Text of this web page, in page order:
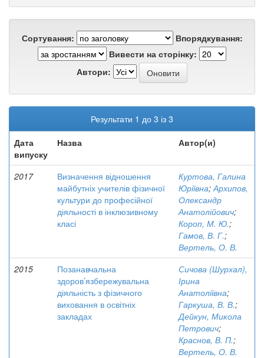
Сортування:
Впорядкування:
Вивести на сторінку:
Автори:
Результати 1 до 3 із 3
Дата
випуску
Назва Автор(и)
2017
Визначення відношення
майбутніх учителів фізичної
культури до професійної
діяльності в інклюзивному
класі
Куртова, Галина
Юріївна;Архипов,
Олександр
Анатолійович;
Короп, М. Ю.;
Гамов, В. Г.;
Вертель, О. В.
2015
Позанавчальна
здоров’язбережувальна
діяльність з фізичного
виховання в освітніх
закладах
Сичова (Шурхал),
Ірина
Анатоліївна;
Гаркуша, В. В.;
Дейкун, Микола
Петрович;
Краснов, В. П.;
Вертель, О. В.